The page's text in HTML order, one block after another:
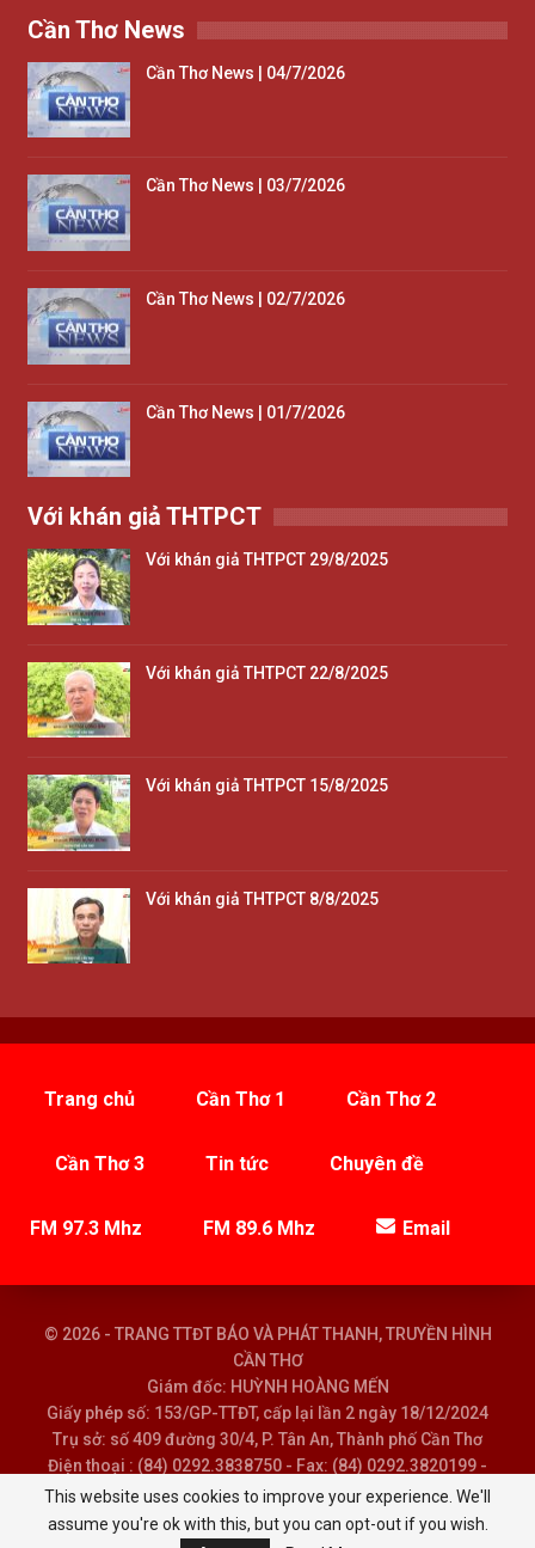
Cần Thơ News
Cần Thơ News | 04/7/2026
Cần Thơ News | 03/7/2026
Cần Thơ News | 02/7/2026
Cần Thơ News | 01/7/2026
Với khán giả THTPCT
Với khán giả THTPCT 29/8/2025
Với khán giả THTPCT 22/8/2025
Với khán giả THTPCT 15/8/2025
Với khán giả THTPCT 8/8/2025
Trang chủ Cần Thơ 1 Cần Thơ 2
Cần Thơ 3 Tin tức Chuyên đề
FM 97.3 Mhz FM 89.6 Mhz Email
© 2026 - TRANG TTĐT BÁO VÀ PHÁT THANH, TRUYỀN HÌNH
CẦN THƠ
Giám đốc: HUỲNH HOÀNG MẾN
Giấy phép số: 153/GP-TTĐT, cấp lại lần 2 ngày 18/12/2024
Trụ sở: số 409 đường 30/4, P. Tân An, Thành phố Cần Thơ
Điện thoại : (84) 0292.3838750 - Fax: (84) 0292.3820199 -
Email : baoptth@cantho.gov.vn
This website uses cookies to improve your experience. We'll
assume you're ok with this, but you can opt-out if you wish.